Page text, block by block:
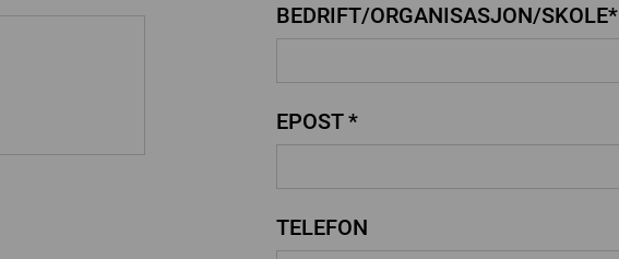
BEDRIFT/ORGANISASJON/SKOLE*
EPOST *
TELEFON